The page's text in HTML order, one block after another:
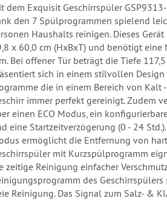
dem Exquisit Geschirrspüler
den 7 Spülprogrammen spielend
Haushalts reinigen. Dieses
x 60,0 cm (HxBxT) und benötigt
Bei offener Tür beträgt die Tiefe
sich in einem stilvollen Design
die in einem Bereich von Kalt
immer perfekt gereinigt. Zudem
einen ECO Modus, ein
eine Startzeitverzögerung (0 - 24
ermöglicht die Entfernung von
mit Kurzspülprogramm
zeitige Reinigung einfacher
des
Reinigung. Das Signal zum Salz- &